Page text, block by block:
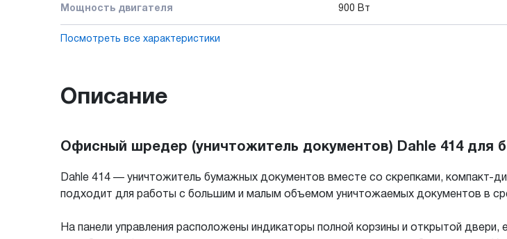
Мощность двигателя 900 Вт
Посмотреть все характеристики
Описание
Офисный шредер (уничтожитель документов) Dahle 414 для
Dahle 414 — уничтожитель бумажных документов вместе со скрепками, компакт-
подходит для работы с большим и малым объемом уничтожаемых документов в
На панели управления расположены индикаторы полной корзины и открытой двери,